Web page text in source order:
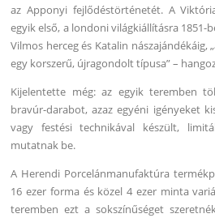
az Apponyi fejlődéstörténetét. A
egyik első, a londoni világkiállításra
Vilmos herceg és Katalin nászajándékáig,
egy korszerű, újragondolt típusa” –
Kijelentette még: az egyik teremben
bravúr-darabot, azaz egyéni igényeket
vagy festési technikával készült,
mutatnak be.
A Herendi Porcelánmanufaktúra
16 ezer forma és közel 4 ezer minta
teremben ezt a sokszínűséget